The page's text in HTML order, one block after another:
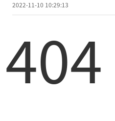
2022-11-10 10:29:13